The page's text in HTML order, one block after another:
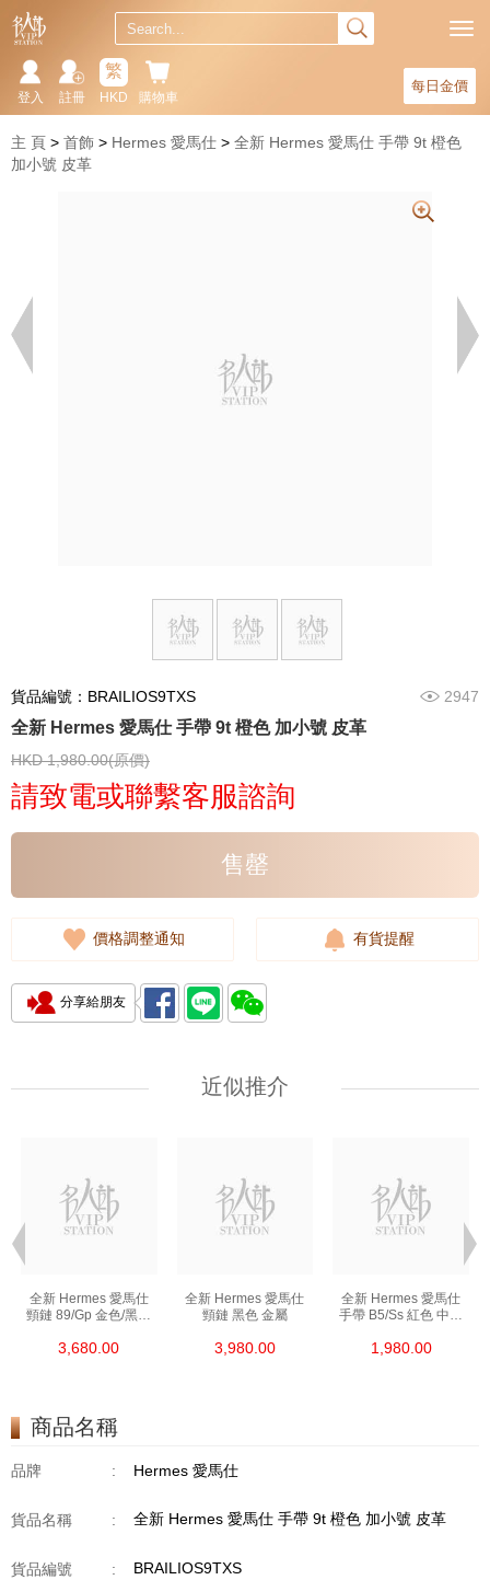
每日金價
購物車
繁
HKD
註冊
登入
主 頁 首飾 Hermes 愛馬仕
全新 Hermes 愛馬仕 手帶 9t 橙色
加小號 皮革
貨品編號：BRAILIOS9TXS 2947
全新 Hermes 愛馬仕 手帶 9t 橙色 加小號 皮革
HKD 1,980.00(原價)
請致電或聯繫客服諮詢
售罄
價格調整通知 有貨提醒
分享給朋友
近似推介
全新 Hermes 愛馬仕
頸鏈 89/Gp 金色/黑色
3,680.00
全新 Hermes 愛馬仕
頸鏈 黑色 金屬
3,980.00
全新 Hermes 愛馬仕
手帶 B5/Ss 紅色 中號
1,980.00
商品名稱
品牌 : Hermes 愛馬仕
貨品名稱 : 全新 Hermes 愛馬仕 手帶 9t 橙色 加小號 皮革
貨品編號 : BRAILIOS9TXS